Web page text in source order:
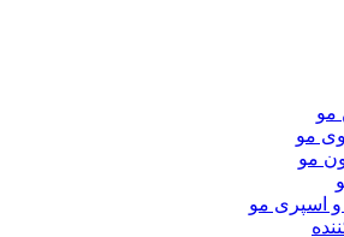
مو
مو
مو
اسپری مو